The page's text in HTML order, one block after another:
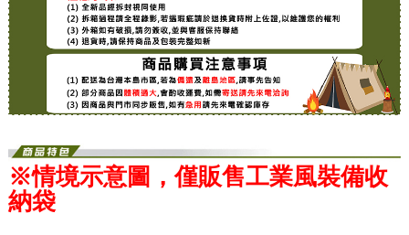
※情境示意圖，僅販售工業風裝備收
納袋